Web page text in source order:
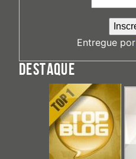
Entregue por
DESTAQUE